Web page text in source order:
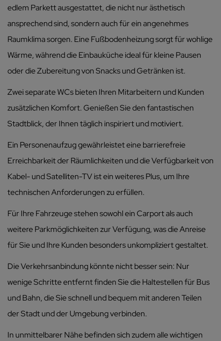
edlem Parkett ausgestattet, die nicht nur ästhetisch
ansprechend sind, sondern auch für ein angenehmes
Raumklima sorgen. Eine Fußbodenheizung sorgt für wohlige
Wärme, während die Einbauküche ideal für kleine Pausen
oder die Zubereitung von Snacks und Getränken ist.
Zwei separate WCs bieten Ihren Mitarbeitern und Kunden
zusätzlichen Komfort. Genießen Sie den fantastischen
Stadtblick, der Ihnen täglich inspiriert und motiviert.
Ein Personenaufzug gewährleistet eine barrierefreie
Erreichbarkeit der Räumlichkeiten und die Verfügbarkeit von
Kabel- und Satelliten-TV ist ein weiteres Plus, um Ihre
technischen Anforderungen zu erfüllen.
Für Ihre Fahrzeuge stehen sowohl ein Carport als auch
weitere Parkmöglichkeiten zur Verfügung, was die Anreise
für Sie und Ihre Kunden besonders unkompliziert gestaltet.
Die Verkehrsanbindung könnte nicht besser sein: Nur
wenige Schritte entfernt finden Sie die Haltestellen für Bus
und Bahn, die Sie schnell und bequem mit anderen Teilen
der Stadt und der Umgebung verbinden.
In unmittelbarer Nähe befinden sich zudem alle wichtigen